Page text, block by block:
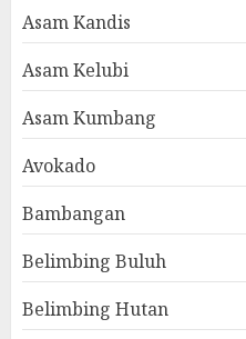
Asam Kandis
Asam Kelubi
Asam Kumbang
Avokado
Bambangan
Belimbing Buluh
Belimbing Hutan